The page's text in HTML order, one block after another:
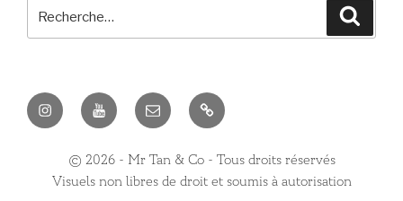
InstagramYoutube E-
mail
Contact
©️ 2026 - Mr Tan & Co - Tous droits réservés
Visuels non libres de droit et soumis à autorisation